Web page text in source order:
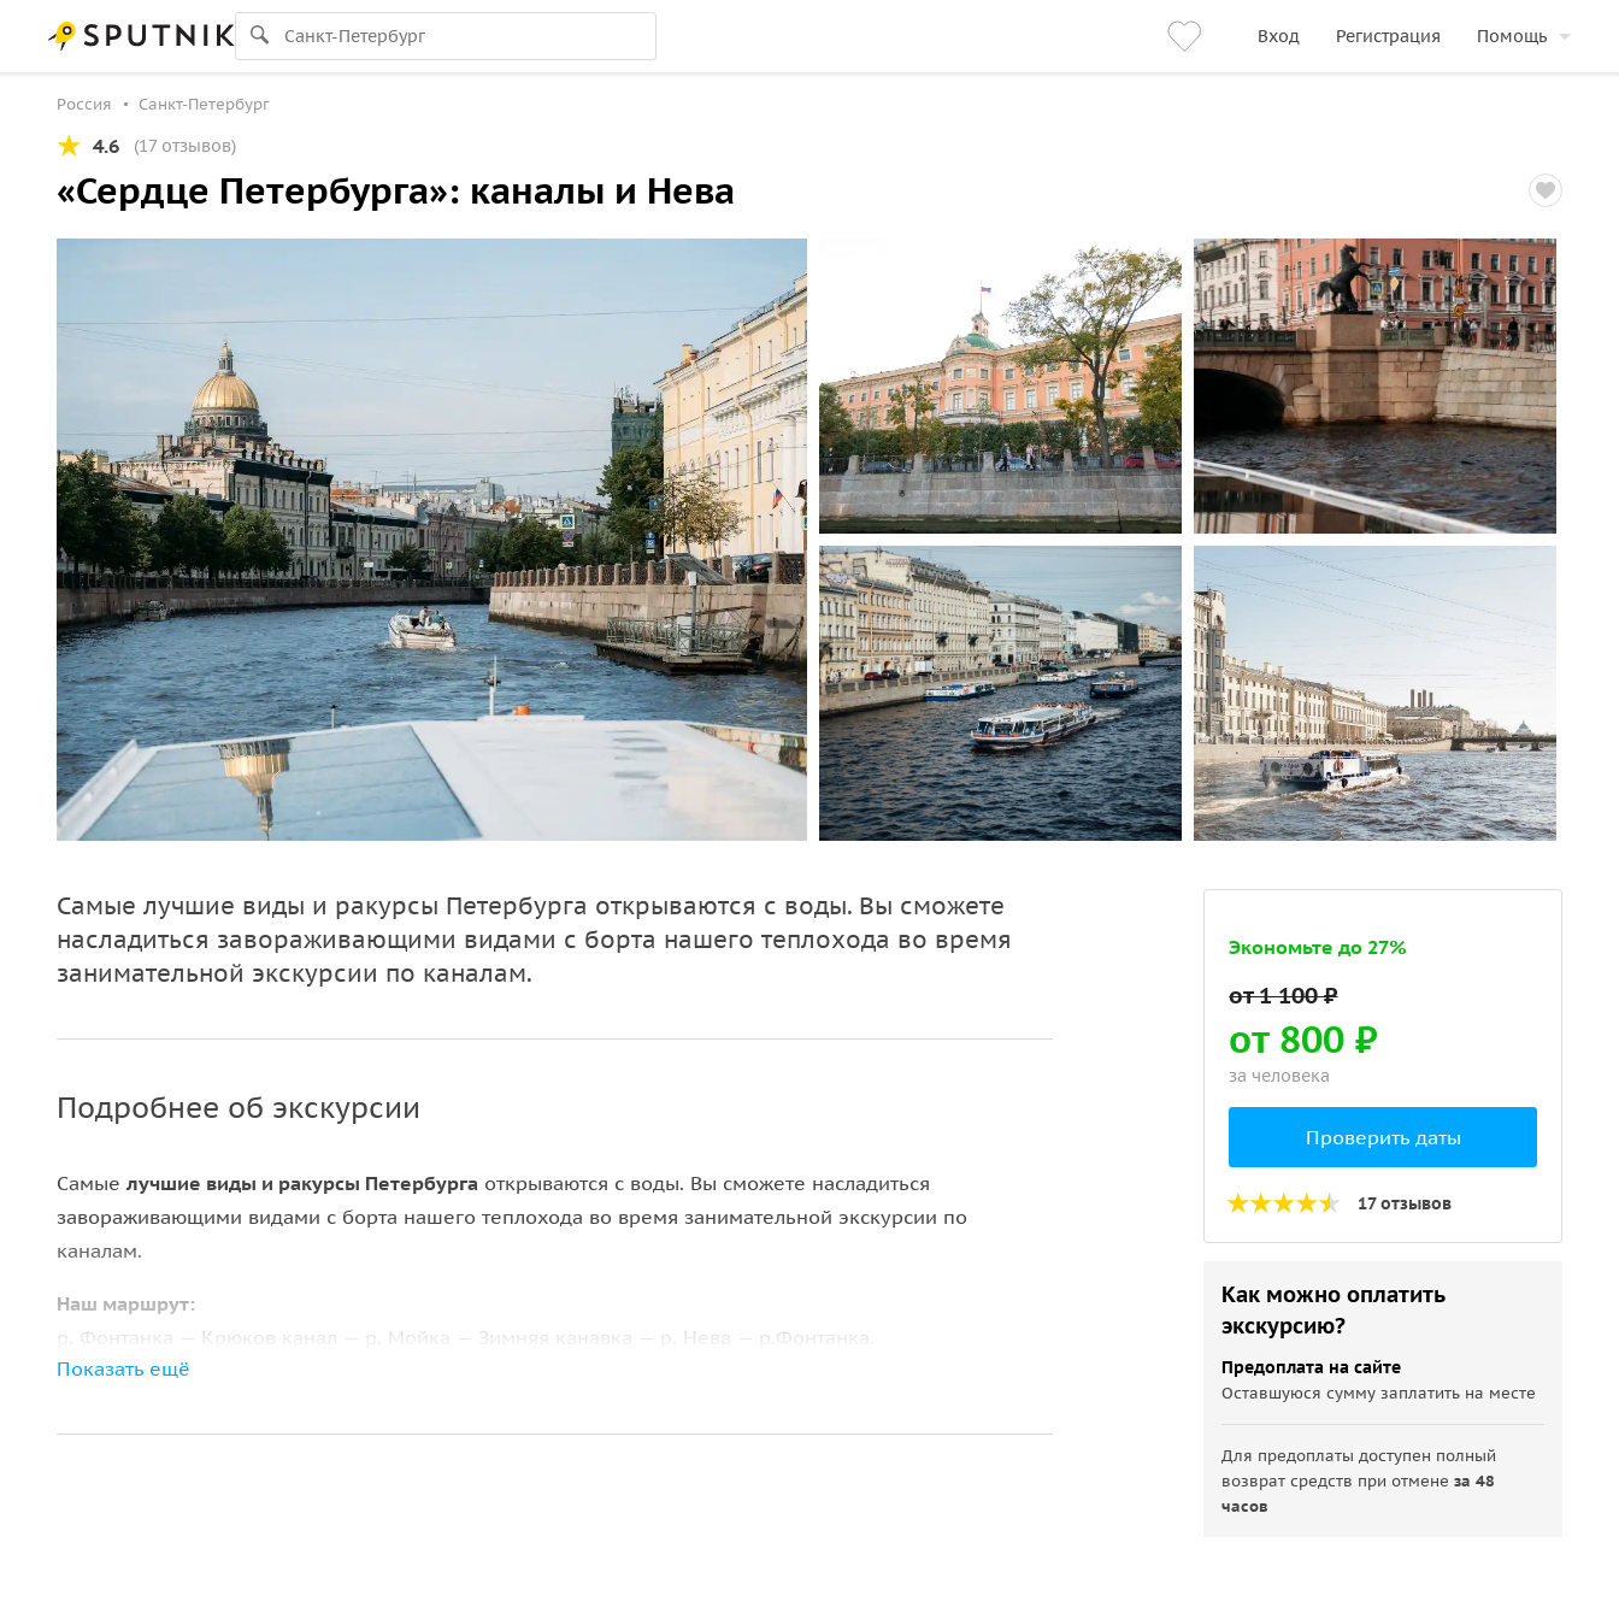
Вход Регистрация Помощь
Россия Санкт-Петербург
4.6 (17 отзывов)
«Сердце Петербурга»: каналы и Нева
Самые лучшие виды и ракурсы Петербурга открываются с воды. Вы сможете
насладиться завораживающими видами с борта нашего теплохода во время
занимательной экскурсии по каналам.
Подробнее об экскурсии
Самые лучшие виды и ракурсы Петербурга открываются с воды. Вы сможете насладиться
завораживающими видами с борта нашего теплохода во время занимательной экскурсии по
каналам.
Наш маршрут:
р. Фонтанка — Крюков канал — р. Мойка — Зимняя канавка — р. Нева — р.Фонтанка.
Показать ещё
Экономьте до 27%
от 800 ₽
за человека
Проверить даты
17 отзывов
Как можно оплатить
экскурсию?
Предоплата на сайте
Оставшуюся сумму заплатить на месте
Для предоплаты доступен полный
возврат средств при отменеза 48
часов